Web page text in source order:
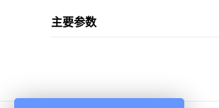
主要参数